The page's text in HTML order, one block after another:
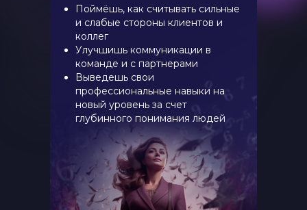
Поймёшь, как считывать сильные
и слабые стороны клиентов и
коллег
Улучшишь коммуникации в
команде и с партнерами
Выведешь свои
профессиональные навыки на
новый уровень за счет
глубинного понимания людей